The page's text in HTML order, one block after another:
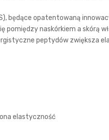
będące opatentowaną
naskórkiem a skórą
peptydów zwiększa
elastyczność